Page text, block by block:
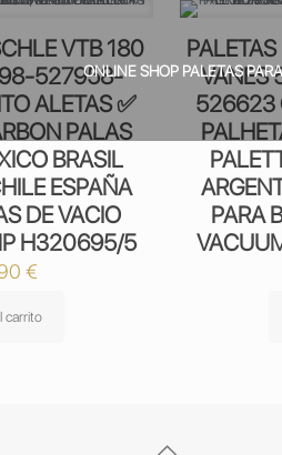
ONLINE SHOP PALETAS
VTB 180
527958-
ALETAS ✅
PALAS
BRASIL
ESPAÑA
DE VACIO
H320695/5
€
carrito
VANES
526623
PARA